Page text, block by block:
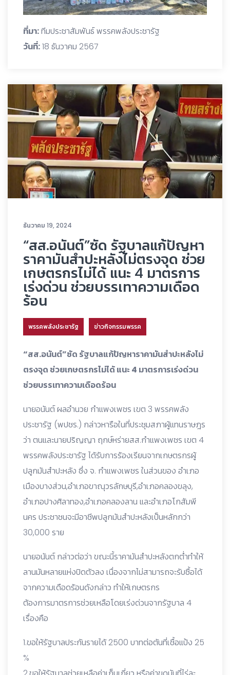
ที่มา:ทีมประชาสัมพันธ์ พรรคพลังประชารัฐ
วันที่:18 ธันวาคม 2567
ธันวาคม 19, 2024
“สส.อนันต์”ซัด รัฐบาลแก้ปัญหา
ราคามันสำปะหลังไม่ตรงจุด ช่วย
เกษตรกรไม่ได้ แนะ 4 มาตรการ
เร่งด่วน ช่วยบรรเทาความเดือด
ร้อน
พรรคพลังประชารัฐ ข่าวกิจกรรมพรรค
“สส.อนันต์”ซัด รัฐบาลแก้ปัญหาราคามันสำปะหลังไม่
ตรงจุด ช่วยเกษตรกรไม่ได้ แนะ 4 มาตรการเร่งด่วน
ช่วยบรรเทาความเดือดร้อน
นายอนันต์ ผลอำนวย กำแพงเพชร เขต 3 พรรคพลัง
ประชารัฐ (พปชร.) กล่าวหารือในที่ประชุมสภาผู้แทนราษฎร
ว่า ตนและนายปริญญา ฤกษ์หร่ายสส.กำแพงเพชร เขต 4
พรรคพลังประชารัฐ ได้รับการร้องเรียนจากเกษตรกรผู้
ปลูกมันสำปะหลัง ซึ่ง จ. กำแพงเพชร ในส่วนของ อำเภอ
เมืองบางส่วน,อำเภอขาณุวรลักษบุรี,อำเภอคลองขลุง,
อำเภอปางศิลาทอง,อำเภอคลองลาน และอำเภอโกสัมพี
นคร ประชาชนจะมีอาชีพปลูกมันสำปะหลังเป็นหลักกว่า
30,000 ราย
นายอนันต์ กล่าวต่อว่า ขณะนี้ราคามันสำปะหลังตกต่ำทำให้
ลานมันหลายแห่งปิดตัวลง เนื่องจากไม่สามารถจะรับซื้อได้
จากความเดือดร้อนดังกล่าว ทำให้เกษตรกร
ต้องการมาตรการช่วยเหลือโดยเร่งด่วนจากรัฐบาล 4
เรื่องคือ
1.ขอให้รัฐบาลประกันรายได้ 2500 บาทต่อตันที่เชื้อแป้ง 25
%